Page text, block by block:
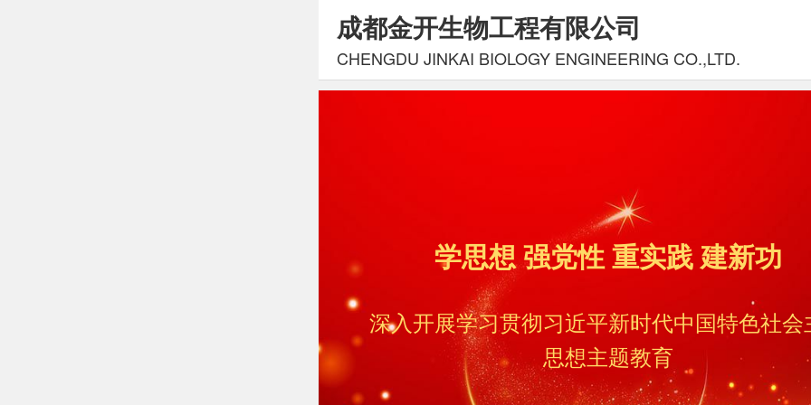
成都金开生物工程有限公司
CHENGDU JINKAI BIOLOGY ENGINEERING CO.,LTD.
学思想 强党性 重实践 建新功
深入开展学习贯彻习近平新时代中国特色社会
思想主题教育